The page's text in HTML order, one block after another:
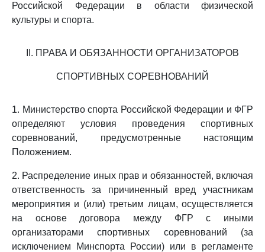
Российской Федерации в области физической
культуры и спорта.
II. ПРАВА И ОБЯЗАННОСТИ ОРГАНИЗАТОРОВ
СПОРТИВНЫХ СОРЕВНОВАНИЙ
1. Министерство спорта Российской Федерации и ФГР
определяют условия проведения спортивных
соревнований, предусмотренные настоящим
Положением.
2. Распределение иных прав и обязанностей, включая
ответственность за причиненный вред участникам
мероприятия и (или) третьим лицам, осуществляется
на основе договора между ФГР с иными
организаторами спортивных соревнований (за
исключением Минспорта России) или в регламенте